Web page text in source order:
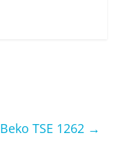
Beko TSE 1262 →